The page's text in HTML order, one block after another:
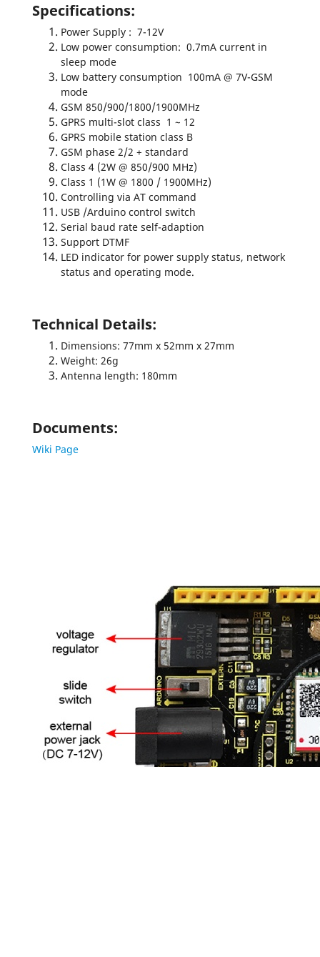
Specifications:
Power Supply : 7-12V
Low power consumption: 0.7mA current in
sleep mode
Low battery consumption 100mA @ 7V-GSM
mode
GSM 850/900/1800/1900MHz
GPRS multi-slot class 1 ~ 12
GPRS mobile station class B
GSM phase 2/2 + standard
Class 4 (2W @ 850/900 MHz)
Class 1 (1W @ 1800 / 1900MHz)
Controlling via AT command
USB /Arduino control switch
Serial baud rate self-adaption
Support DTMF
LED indicator for power supply status, network
status and operating mode.
Technical Details:
Dimensions: 77mm x 52mm x 27mm
Weight: 26g
Antenna length: 180mm
Documents:
Wiki Page